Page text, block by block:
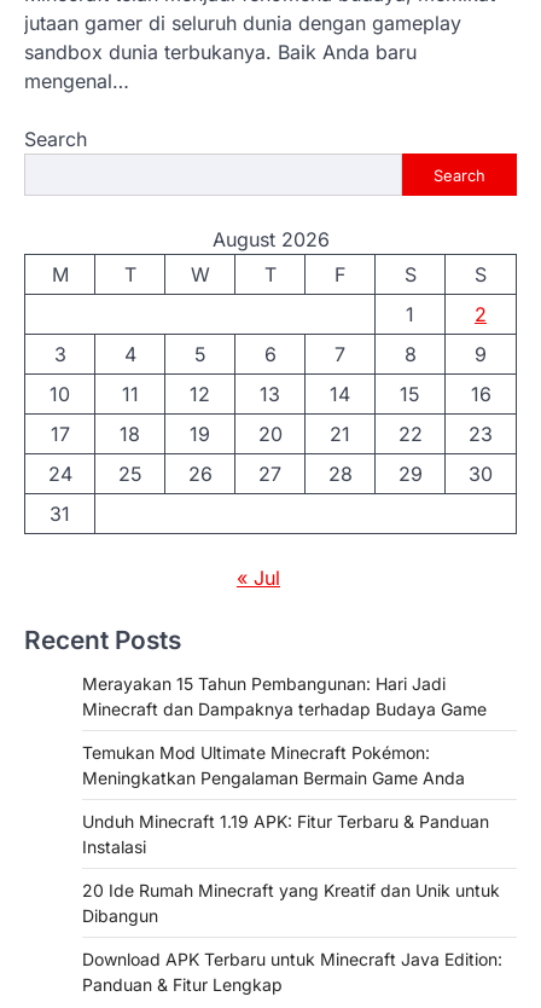
jutaan gamer di seluruh dunia dengan gameplay
sandbox dunia terbukanya. Baik Anda baru
mengenal…
Search
Search
August 2026
M
T W T F S
S
1
2
3
4 5 6 7 8
9
10
11 12 13 14 15
16
17
18 19 20 21 22
23
24
25 26 27 28 29
30
31
« Jul
Recent Posts
Merayakan 15 Tahun Pembangunan: Hari Jadi
Minecraft dan Dampaknya terhadap Budaya Game
Temukan Mod Ultimate Minecraft Pokémon:
Meningkatkan Pengalaman Bermain Game Anda
Unduh Minecraft 1.19 APK: Fitur Terbaru & Panduan
Instalasi
20 Ide Rumah Minecraft yang Kreatif dan Unik untuk
Dibangun
Download APK Terbaru untuk Minecraft Java Edition:
Panduan & Fitur Lengkap